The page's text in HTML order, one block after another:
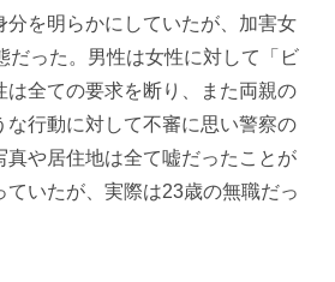
を明らかにしていたが、加害女
だった。男性は女性に対して「ビ
全ての要求を断り、また両親の
行動に対して不審に思い警察の
や居住地は全て嘘だったことが
いたが、実際は23歳の無職だっ